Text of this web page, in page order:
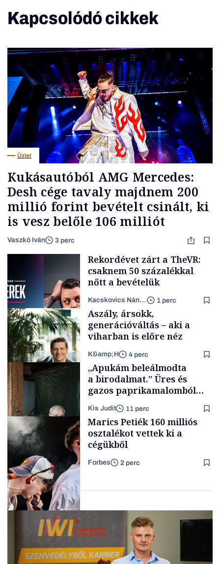
Kapcsolódó cikkek
Üzlet
Kukásautóból AMG Mercedes:
Desh cége tavaly majdnem 200
millió forint bevételt csinált, ki
is vesz belőle 106 milliót
Vaszkó Iván 3 perc
Lista
Rekordévet zárt a TheVR:
csaknem 50 százalékkal
nőtt a bevételük
Kacskovics Nándor János 1 perc
TÁMOGATÓI
TARTALOM
Aszály, ársokk,
generációváltás – aki a
viharban is előre néz
K&amp;H 4 perc
Családi
vállalkozások
„Apukám beleálmodta
a birodalmat.” Üres és
gazos paprikamalomból
lett az igazi családi
fűszersztori
Kis Judit 11 perc
Marics Petiék 160 milliós
osztalékot vettek ki a
cégükből
Forbes 2 perc